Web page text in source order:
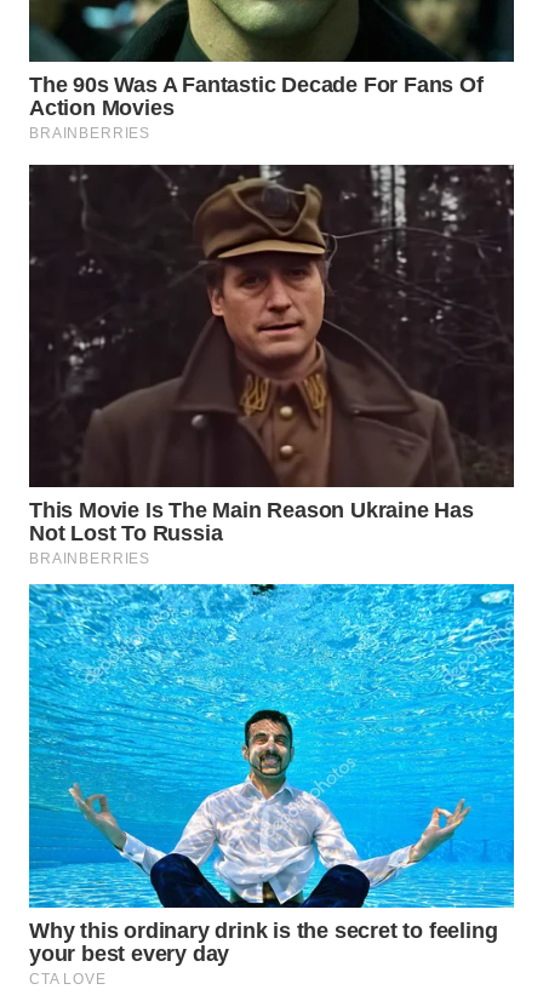
WN
SURABAYA
WN
NATUNA
WN
BINTAN
MANDALIKA
WN
LIKUPANG
LABUANBAJO
WN
BORNEO
Wahana
Media
Group
WAHANA
NEWS
WAHANA
TANI
WAHANA
ADVOKAT